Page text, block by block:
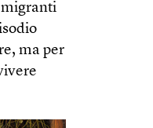
migranti
ma per